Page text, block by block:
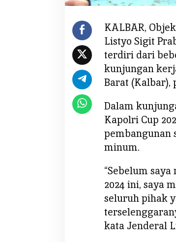
i
g
i
t
P
r
b
o
w
o
a
u
n
j
KALBAR,
Listyo Sigit
terdiri dari
kunjungan
Barat (Kalbar),
Dalam
Kapolri Cup
pembangunan
minum.
“Sebelum
2024 ini, saya
seluruh pihak
kata Jenderal